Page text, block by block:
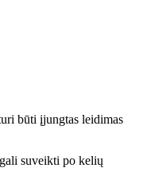
būti įjungtas leidimas
suveikti po kelių